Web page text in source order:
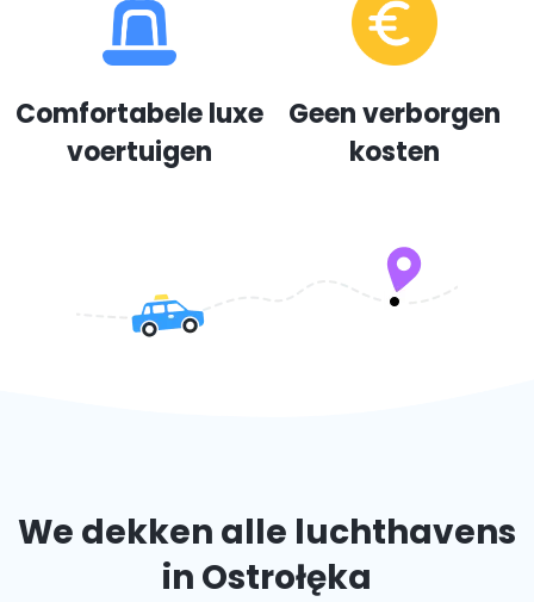
Comfortabele luxe
voertuigen
Geen verborgen
kosten
We dekken alle luchthavens
in Ostrołęka